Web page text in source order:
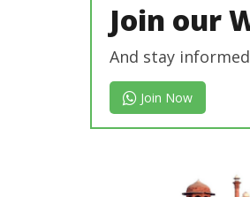
Join our
And stay
Join Now